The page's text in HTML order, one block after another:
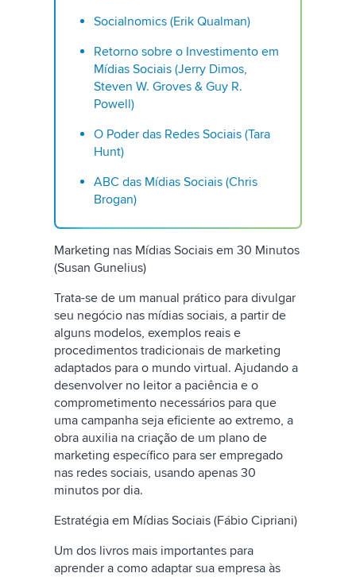
Socialnomics (Erik Qualman)
Retorno sobre o Investimento em
Mídias Sociais (Jerry Dimos,
Steven W. Groves & Guy R.
Powell)
O Poder das Redes Sociais (Tara
Hunt)
ABC das Mídias Sociais (Chris
Brogan)
Marketing nas Mídias Sociais em 30 Minutos
(Susan Gunelius)
Trata-se de um manual prático para divulgar
seu negócio nas mídias sociais, a partir de
alguns modelos, exemplos reais e
procedimentos tradicionais de marketing
adaptados para o mundo virtual. Ajudando a
desenvolver no leitor a paciência e o
comprometimento necessários para que
uma campanha seja eficiente ao extremo, a
obra auxilia na criação de um plano de
marketing específico para ser empregado
nas redes sociais, usando apenas 30
minutos por dia.
Estratégia em Mídias Sociais (Fábio Cipriani)
Um dos livros mais importantes para
aprender a como adaptar sua empresa às